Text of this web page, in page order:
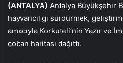
(ANTALYA) Antalya Büyükşehir
hayvancılığı sürdürmek,
amacıyla Korkuteli’nin Yazır ve
çoban haritası dağıttı.